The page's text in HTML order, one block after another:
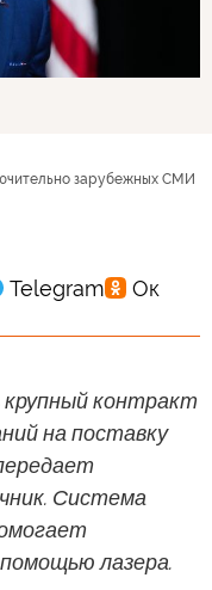
зарубежных СМИ
контракт
на поставку
Система
лазера.